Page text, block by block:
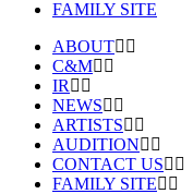
FAMILY SITE
ABOUT
C&M
IR
NEWS
ARTISTS
AUDITION
CONTACT US
FAMILY SITE